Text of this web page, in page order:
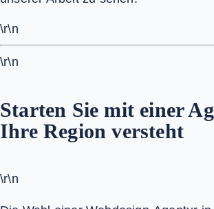
\r\n
\r\n
Starten Sie mit einer
Ihre Region versteht
\r\n